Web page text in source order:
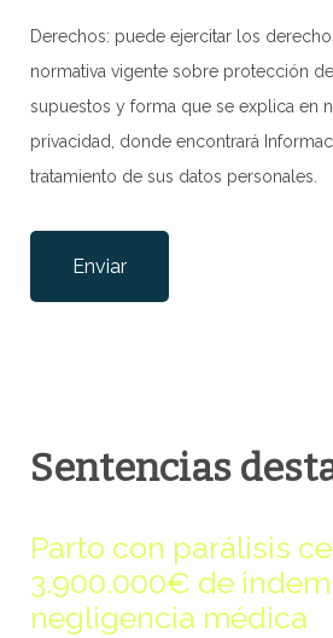
Derechos: puede ejercitar los
normativa vigente sobre protección
supuestos y forma que se explica en
privacidad, donde encontrará
tratamiento de sus datos personales.
Por favor, deja este campo vacío.
Sentencias
Parto con parálisis
3.900.000€ de
negligencia médica